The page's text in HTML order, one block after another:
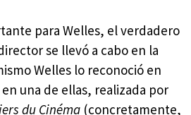
para Welles, el verdadero
se llevó a cabo en la
Welles lo reconoció en
una de ellas, realizada por
du Cinéma (concretamente,